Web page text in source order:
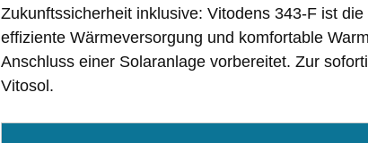
Zukunftssicherheit inklusive: Vitodens 343-F ist
effiziente Wärmeversorgung und komfortable
Anschluss einer Solaranlage vorbereitet. Zur
Vitosol.